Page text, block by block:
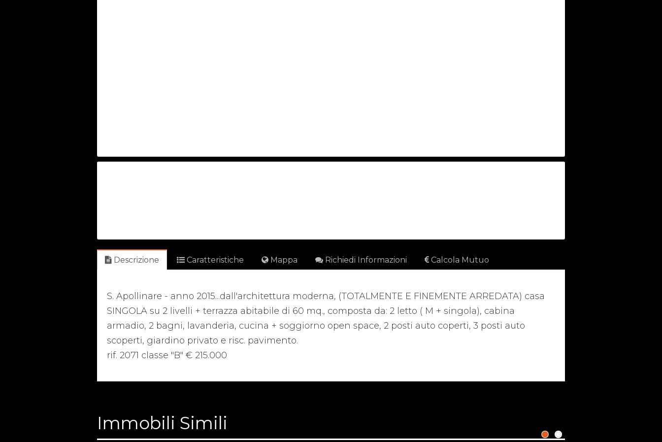
Descrizione Caratteristiche Mappa Richiedi Informazioni Calcola Mutuo
S. Apollinare - anno 2015...dall'architettura moderna, (TOTALMENTE E FINEMENTE ARREDATA) casa
SINGOLA su 2 livelli + terrazza abitabile di 60 mq., composta da: 2 letto ( M + singola), cabina
armadio, 2 bagni, lavanderia, cucina + soggiorno open space, 2 posti auto coperti, 3 posti auto
scoperti, giardino privato e risc. pavimento.
rif. 2071 classe "B" € 215.000
Immobili Simili
1 2